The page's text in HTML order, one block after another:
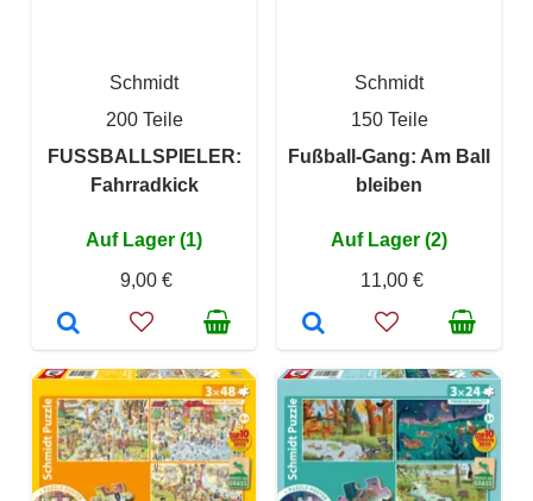
Schmidt
200 Teile
FUSSBALLSPIELER:
Fahrradkick
Auf Lager (1)
9,00 €
Schmidt
150 Teile
Fußball-Gang: Am Ball
bleiben
Auf Lager (2)
11,00 €